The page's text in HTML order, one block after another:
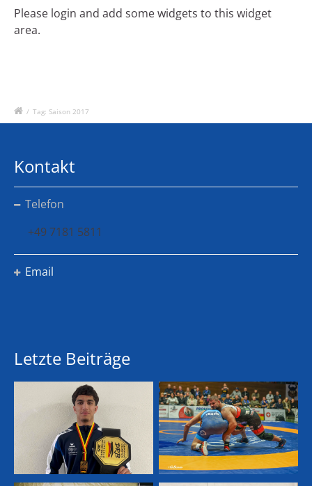
Please login and add some widgets to this widget
area.
/ Tag: Saison 2017
Kontakt
Telefon
+49 7181 5811
Email
Letzte Beiträge